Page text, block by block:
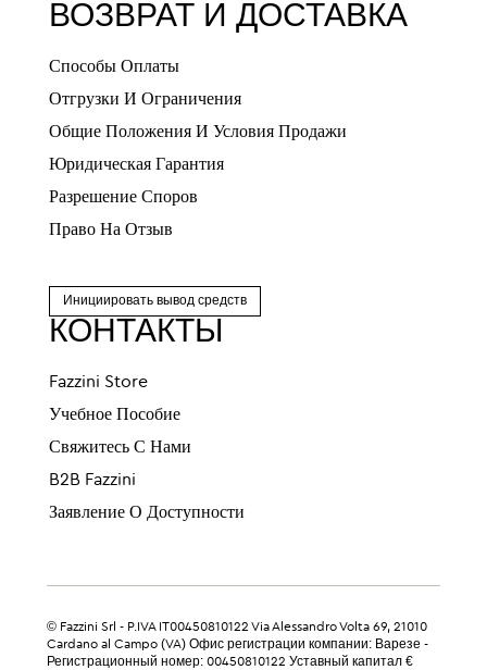
ВОЗВРАТ И ДОСТАВКА
Способы Оплаты
Отгрузки И Ограничения
Общие Положения И Условия Продажи
Юридическая Гарантия
Разрешение Споров
Право На Отзыв
Инициировать вывод средств
КОНТАКТЫ
Fazzini Store
Учебное Пособие
Свяжитесь С Нами
B2B Fazzini
Заявление О Доступности
© Fazzini Srl - P.IVA IT00450810122 Via Alessandro Volta 69, 21010
Cardano al Campo (VA) Офис регистрации компании: Варезе -
Регистрационный номер: 00450810122 Уставный капитал €